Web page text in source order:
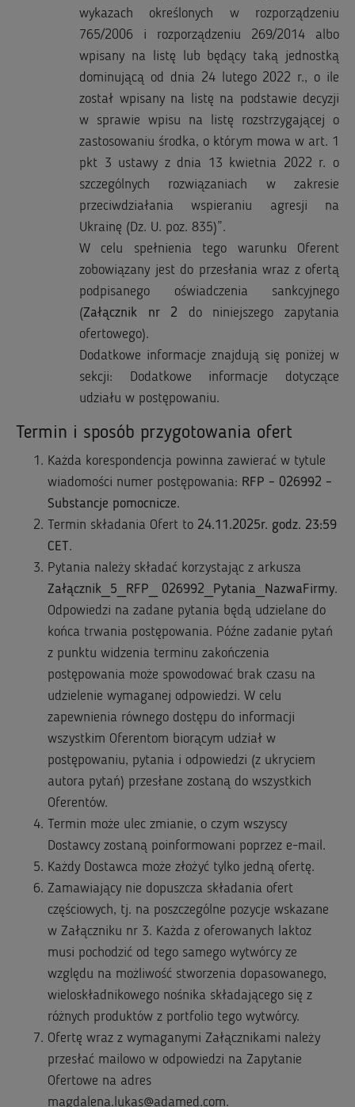
wykazach określonych w rozporządzeniu
765/2006 i rozporządzeniu 269/2014 albo
wpisany na listę lub będący taką jednostką
dominującą od dnia 24 lutego 2022 r., o ile
został wpisany na listę na podstawie decyzji
w sprawie wpisu na listę rozstrzygającej o
zastosowaniu środka, o którym mowa w art. 1
pkt 3 ustawy z dnia 13 kwietnia 2022 r. o
szczególnych rozwiązaniach w zakresie
przeciwdziałania wspieraniu agresji na
Ukrainę (Dz. U. poz. 835)”.
W celu spełnienia tego warunku Oferent
zobowiązany jest do przesłania wraz z ofertą
podpisanego oświadczenia sankcyjnego
(Załącznik nr 2 do niniejszego zapytania
ofertowego).
Dodatkowe informacje znajdują się poniżej w
sekcji: Dodatkowe informacje dotyczące
udziału w postępowaniu.
Termin i sposób przygotowania ofert
Każda korespondencja powinna zawierać w tytule
wiadomości numer postępowania: RFP – 026992 –
Substancje pomocnicze.
Termin składania Ofert to 24.11.2025r. godz. 23:59
CET.
Pytania należy składać korzystając z arkusza
Załącznik_5_RFP_ 026992_Pytania_NazwaFirmy.
Odpowiedzi na zadane pytania będą udzielane do
końca trwania postępowania. Późne zadanie pytań
z punktu widzenia terminu zakończenia
postępowania może spowodować brak czasu na
udzielenie wymaganej odpowiedzi. W celu
zapewnienia równego dostępu do informacji
wszystkim Oferentom biorącym udział w
postępowaniu, pytania i odpowiedzi (z ukryciem
autora pytań) przesłane zostaną do wszystkich
Oferentów.
Termin może ulec zmianie, o czym wszyscy
Dostawcy zostaną poinformowani poprzez e-mail.
Każdy Dostawca może złożyć tylko jedną ofertę.
Zamawiający nie dopuszcza składania ofert
częściowych, tj. na poszczególne pozycje wskazane
w Załączniku nr 3. Każda z oferowanych laktoz
musi pochodzić od tego samego wytwórcy ze
względu na możliwość stworzenia dopasowanego,
wieloskładnikowego nośnika składającego się z
różnych produktów z portfolio tego wytwórcy.
Ofertę wraz z wymaganymi Załącznikami należy
przesłać mailowo w odpowiedzi na Zapytanie
Ofertowe na adres
magdalena.lukas@adamed.com.